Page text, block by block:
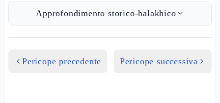
Approfondimento storico-halakhico
Pericope precedente Pericope successiva